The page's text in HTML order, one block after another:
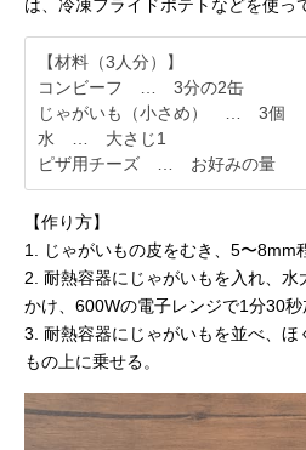
は、冷凍フライドポテトなどを使っ
【材料（3人分）】
コンビーフ … 3分の2缶
じゃがいも（小さめ） … 3個
水 … 大さじ1
ピザ用チーズ … お好みの量
【作り方】
1. じゃがいもの皮をむき、5〜8mm
2. 耐熱容器にじゃがいもを入れ、
かけ、600Wの電子レンジで1分30秒
3. 耐熱容器にじゃがいもを並べ、
もの上に乗せる。